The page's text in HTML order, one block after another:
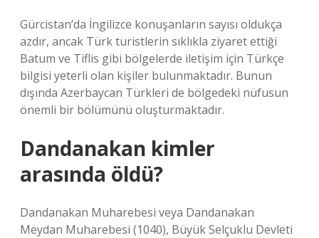
Gürcistan’da İngilizce konuşanların sayısı oldukça
azdır, ancak Türk turistlerin sıklıkla ziyaret ettiği
Batum ve Tiflis gibi bölgelerde iletişim için Türkçe
bilgisi yeterli olan kişiler bulunmaktadır. Bunun
dışında Azerbaycan Türkleri de bölgedeki nüfusun
önemli bir bölümünü oluşturmaktadır.
Dandanakan kimler
arasında öldü?
Dandanakan Muharebesi veya Dandanakan
Meydan Muharebesi (1040), Büyük Selçuklu Devleti